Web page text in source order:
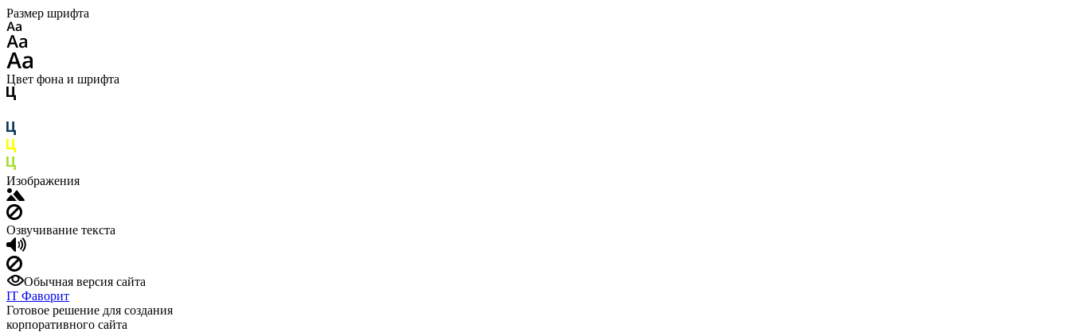
Размер шрифта
Цвет фона и шрифта
Изображения
Озвучивание текста
Обычная версия сайта
IT Фаворит
Готовое решение для создания
корпоративного сайта